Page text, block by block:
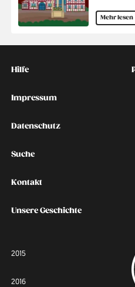
Mehr lesen
Kontakt
Hilfe
Impressum
Datenschutz
Suche
Kontakt
Unsere Geschichte
2015
2016